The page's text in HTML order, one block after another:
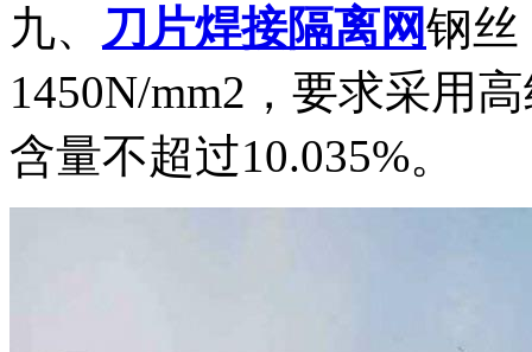
九、 刀片焊接隔离网钢丝
1450N/mm2，要求采用
含量不超过10.035%。